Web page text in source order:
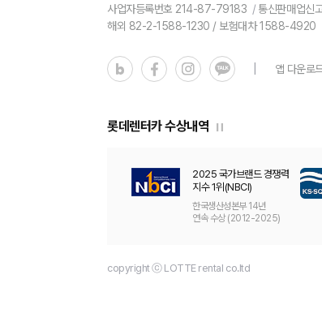
사업자등록번호 214-87-79183
통신판매업신
해외 82-2-1588-1230 / 보험대차 1588-4920
앱 다운로
롯데렌터카 수상내역
2025 국가브랜드 경쟁력
지수 1위(NBCI)
한국생산성본부 14년
연속 수상 (2012-2025)
copyright ⓒ LOTTE rental co.ltd